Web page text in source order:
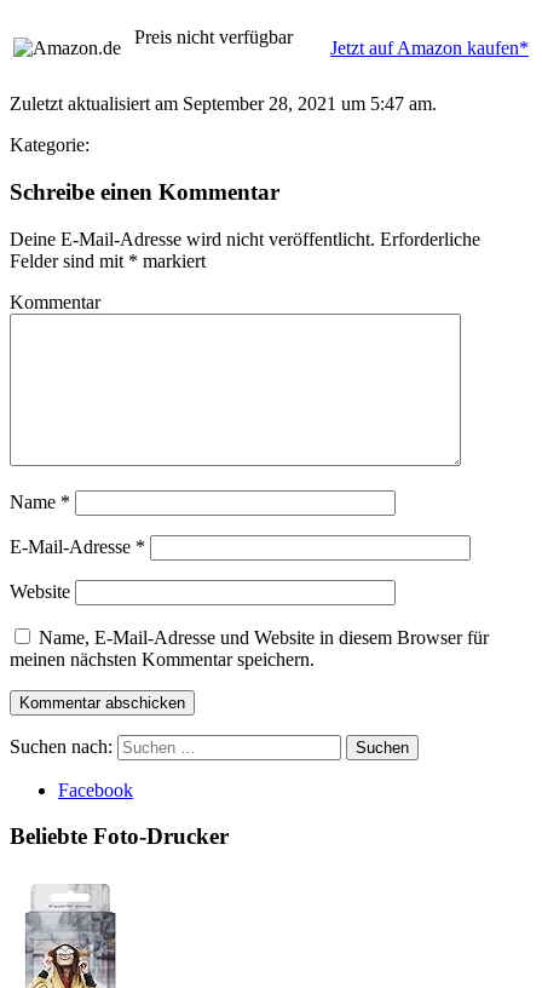
Preis nicht verfügbar
Jetzt auf Amazon kaufen*
Zuletzt aktualisiert am September 28, 2021 um 5:47 am.
Kategorie:
Schreibe einen Kommentar
Deine E-Mail-Adresse wird nicht veröffentlicht. Erforderliche
Felder sind mit * markiert
Kommentar
Name *
E-Mail-Adresse *
Website
Name, E-Mail-Adresse und Website in diesem Browser für
meinen nächsten Kommentar speichern.
Suchen nach:
Facebook
Beliebte Foto-Drucker